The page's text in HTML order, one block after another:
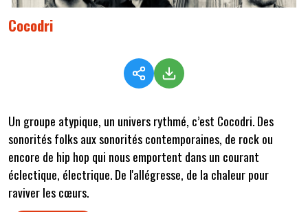
Cocodri
Un groupe atypique, un univers rythmé, c’est Cocodri. Des
sonorités folks aux sonorités contemporaines, de rock ou
encore de hip hop qui nous emportent dans un courant
éclectique, électrique. De l'allégresse, de la chaleur pour
raviver les cœurs.